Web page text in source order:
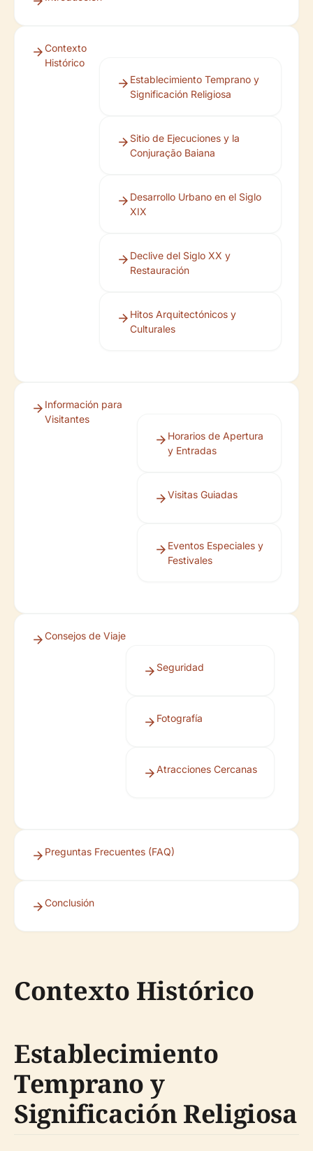
Contexto
Histórico
Establecimiento Temprano y
Significación Religiosa
Sitio de Ejecuciones y la
Conjuração Baiana
Desarrollo Urbano en el Siglo
XIX
Declive del Siglo XX y
Restauración
Hitos Arquitectónicos y
Culturales
Información para
Visitantes
Horarios de Apertura
y Entradas
Visitas Guiadas
Eventos Especiales y
Festivales
Consejos de Viaje
Seguridad
Fotografía
Atracciones Cercanas
Preguntas Frecuentes (FAQ)
Conclusión
Contexto Histórico
Establecimiento
Temprano y
Significación Religiosa